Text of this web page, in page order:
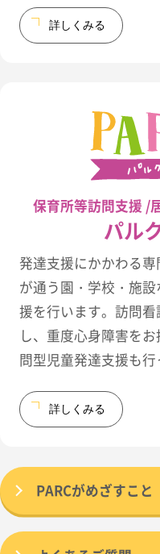
詳しくみる
保育所等訪問支援 /
パル
発達支援にかかわる
が通う園・学校・施
援を行います。訪問
し、重度心身障害を
問型児童発達支援も行
詳しくみる
PARCがめざすこと